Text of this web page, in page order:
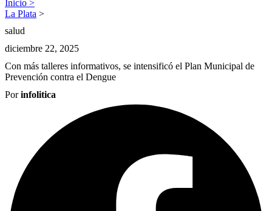
Inicio >
La Plata >
salud
diciembre 22, 2025
Con más talleres informativos, se intensificó el Plan Municipal de
Prevención contra el Dengue
Porinfolitica